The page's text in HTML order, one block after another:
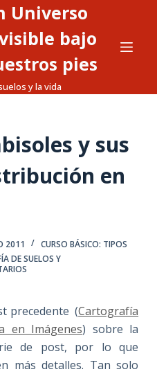
Universo
bajo
pies
y la vida
y sus
en
2011
CURSO BÁSICO: TIPOS
DE SUELOS Y
precedente (Cartografía
en Imágenes) sobre la
de post, por lo que
más detalles. Tan solo